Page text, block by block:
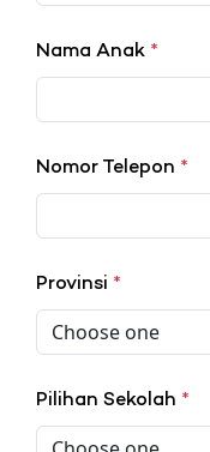
Nama Anak *
Nomor Telepon *
Provinsi *
Pilihan Sekolah *